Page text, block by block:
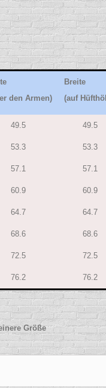
den Armen)
Breite
(auf
49.5 49.5
53.3 53.3
57.1 57.1
60.9 60.9
64.7 64.7
68.6 68.6
72.5 72.5
76.2 76.2
Größe